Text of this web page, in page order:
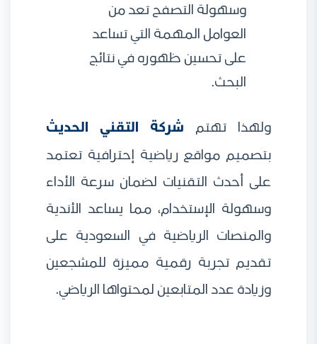
وسهولة التصفح تعد من
العوامل المهمة التي تساعد
على تحسين ظهوره في نتائج
البحث.
ولهذا تهتم شركة التقني الحديث
بتصميم مواقع رياضية إحترافية تعتمد
على أحدث التقنيات لضمان سرعة الأداء
وسهولة الإستخدام، مما يساعد الأندية
والمنصات الرياضية في السعودية على
تقديم تجربة رقمية مميزة للمشجعين
وزيادة عدد المتابعين لمحتواها الرياضي.